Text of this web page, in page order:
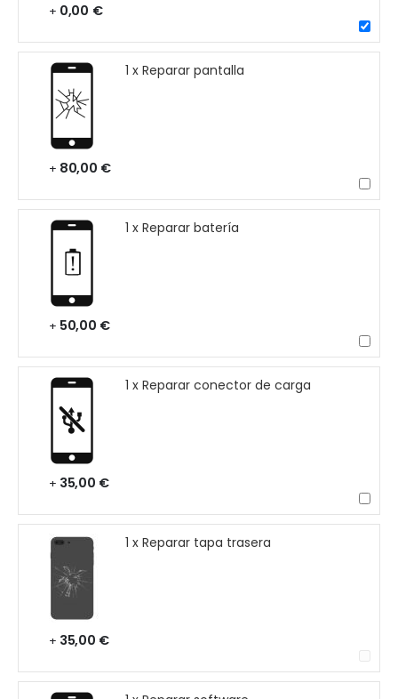
+ 0,00 €
1 x Reparar pantalla
+ 80,00 €
1 x Reparar batería
+ 50,00 €
1 x Reparar conector de carga
+ 35,00 €
1 x Reparar tapa trasera
+ 35,00 €